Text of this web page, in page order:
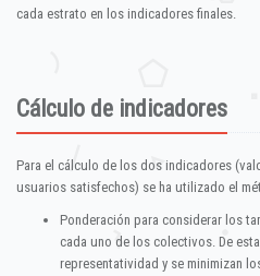
cada estrato en los indicadores finales.
Cálculo de indicadores
Para el cálculo de los dos indicadores
usuarios satisfechos) se ha utilizado el
Ponderación para considerar los
cada uno de los colectivos. De
representatividad y se minimizan